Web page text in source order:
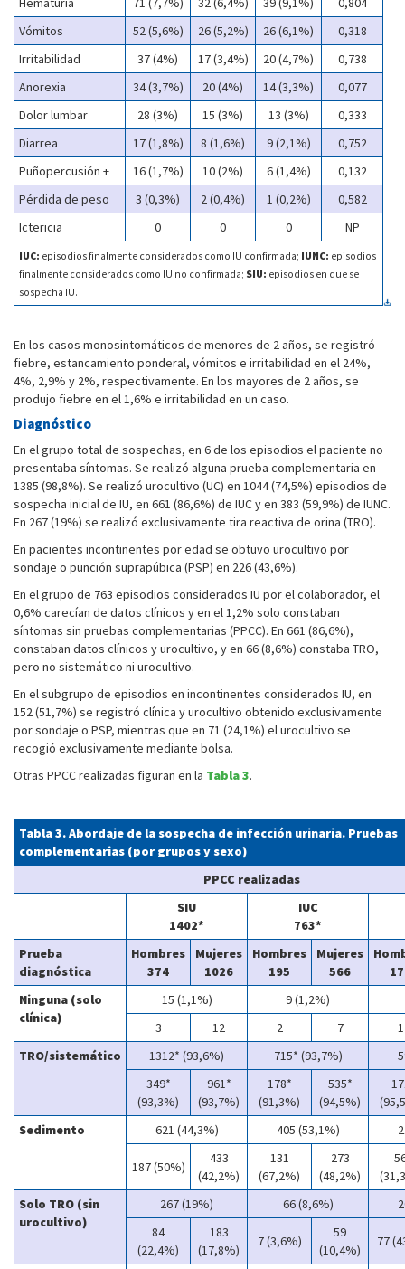
Vómitos
52 (5,6%) 26 (5,2%) 26 (6,1%)
0,318
Irritabilidad
37 (4%) 17 (3,4%) 20 (4,7%)
0,738
Anorexia
34 (3,7%) 20 (4%) 14 (3,3%)
0,077
Dolor lumbar
28 (3%) 15 (3%) 13 (3%)
0,333
Diarrea
17 (1,8%) 8 (1,6%) 9 (2,1%)
0,752
Puñopercusión +
16 (1,7%) 10 (2%) 6 (1,4%)
0,132
Pérdida de peso
3 (0,3%) 2 (0,4%) 1 (0,2%)
0,582
Ictericia
0 0 0 NP
IUC: episodios finalmente considerados como IU confirmada; IUNC: episodios
finalmente considerados como IU no confirmada; SIU: episodios en que se
sospecha IU.
En los casos monosintomáticos de menores de 2 años, se registró
fiebre, estancamiento ponderal, vómitos e irritabilidad en el 24%,
4%, 2,9% y 2%, respectivamente. En los mayores de 2 años, se
produjo fiebre en el 1,6% e irritabilidad en un caso.
Diagnóstico
En el grupo total de sospechas, en 6 de los episodios el paciente no
presentaba síntomas. Se realizó alguna prueba complementaria en
1385 (98,8%). Se realizó urocultivo (UC) en 1044 (74,5%) episodios de
sospecha inicial de IU, en 661 (86,6%) de IUC y en 383 (59,9%) de IUNC.
En 267 (19%) se realizó exclusivamente tira reactiva de orina (TRO).
En pacientes incontinentes por edad se obtuvo urocultivo por
sondaje o punción suprapúbica (PSP) en 226 (43,6%).
En el grupo de 763 episodios considerados IU por el colaborador, el
0,6% carecían de datos clínicos y en el 1,2% solo constaban
síntomas sin pruebas complementarias (PPCC). En 661 (86,6%),
constaban datos clínicos y urocultivo, y en 66 (8,6%) constaba TRO,
pero no sistemático ni urocultivo.
En el subgrupo de episodios en incontinentes considerados IU, en
152 (51,7%) se registró clínica y urocultivo obtenido exclusivamente
por sondaje o PSP, mientras que en 71 (24,1%) el urocultivo se
recogió exclusivamente mediante bolsa.
Otras PPCC realizadas figuran en la Tabla 3.
Tabla 3. Abordaje de la sospecha de infección urinaria. Pruebas
complementarias (por grupos y sexo)
PPCC realizadas
SIU
1402*
IUC
763*
Prueba
diagnóstica
Hombres
374
Mujeres
1026
Hombres
195
Mujeres
566
Ninguna (solo
clínica)
15 (1,1%)
9 (1,2%)
3
12 2 7
1
TRO/sistemático
1312* (93,6%) 715* (93,7%)
349*
(93,3%)
961*
(93,7%)
178*
(91,3%)
535*
(94,5%)
Sedimento
621 (44,3%) 405 (53,1%)
187 (50%)
433
(42,2%)
131
(67,2%)
273
(48,2%)
Solo TRO (sin
urocultivo)
267 (19%) 66 (8,6%)
84
(22,4%)
183
(17,8%)
7 (3,6%)
59
(10,4%)
77